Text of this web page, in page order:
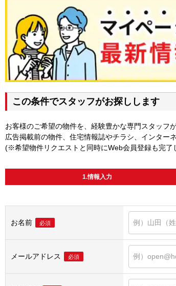
この条件でスタッフがお探しします
お客様のご希望の物件を、経験豊かな専門スタッフ
広告掲載前の物件、住宅情報誌やチラシ、インター
(※希望物件リクエストと同時にWeb会員登録も完
1.情報入力
お名前 必須
メールアドレス 必須